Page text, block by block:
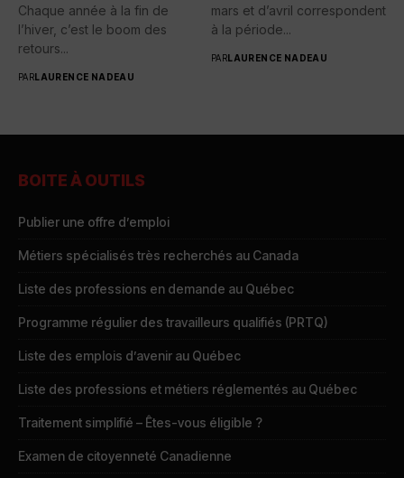
Chaque année à la fin de
l’hiver, c’est le boom des
retours...
PARLAURENCE NADEAU
mars et d’avril correspondent
à la période...
PARLAURENCE NADEAU
BOITE À OUTILS
Publier une offre d’emploi
Métiers spécialisés très recherchés au Canada
Liste des professions en demande au Québec
Programme régulier des travailleurs qualifiés (PRTQ)
Liste des emplois d’avenir au Québec
Liste des professions et métiers réglementés au Québec
Traitement simplifié – Êtes-vous éligible ?
Examen de citoyenneté Canadienne